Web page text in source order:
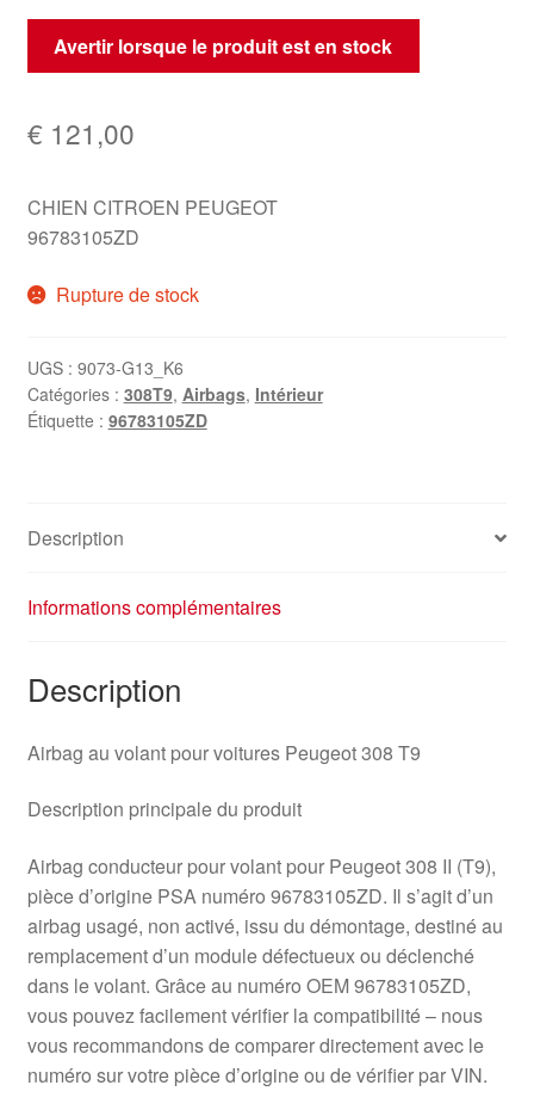
Avertir lorsque le produit est en stock
€ 121,00
CHIEN CITROEN PEUGEOT
96783105ZD
Rupture de stock
UGS : 9073-G13_K6
Catégories : 308T9, Airbags, Intérieur
Étiquette : 96783105ZD
Description
Informations complémentaires
Description
Airbag au volant pour voitures Peugeot 308 T9
Description principale du produit
Airbag conducteur pour volant pour Peugeot 308 II (T9),
pièce d’origine PSA numéro 96783105ZD. Il s’agit d’un
airbag usagé, non activé, issu du démontage, destiné au
remplacement d’un module défectueux ou déclenché
dans le volant. Grâce au numéro OEM 96783105ZD,
vous pouvez facilement vérifier la compatibilité – nous
vous recommandons de comparer directement avec le
numéro sur votre pièce d’origine ou de vérifier par VIN.